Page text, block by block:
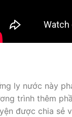
ly nước này
trình thêm
được chia sẻ